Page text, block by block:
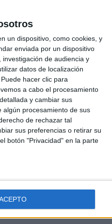
un dispositivo, como cookies, y
enviada por un dispositivo
de audiencia y
datos de localización
hacer clic para
a cabo el procesamiento
y cambiar sus
algún procesamiento de sus
de rechazar tal
sus preferencias o retirar su
botón "Privacidad" en la parte
y